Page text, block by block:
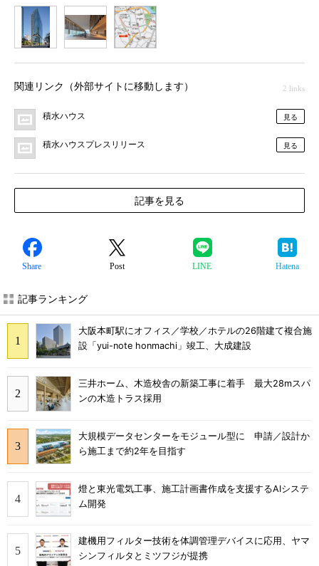
関連リンク（外部サイトに移動します） 2 links
積水ハウス 見る
積水ハウスプレスリリース 見る
記事を見る
Share Post LINE Hatena
記事ランキング
大阪本町駅にオフィス／学校／ホテルの26階建て複合施
設「yui-note honmachi」竣工、大成建設
三井ホーム、木造校舎の新築工事に着手 最大28mスパ
ンの木造トラス採用
大規模データセンターをモジュール型に 申請／設計か
ら施工まで約2年を目指す
燈と東光電気工事、施工計画書作成を支援するAIシステ
ム開発
建機用フィルター技術を体調管理デバイスに応用、ヤマ
シンフィルタとミツフジが提携